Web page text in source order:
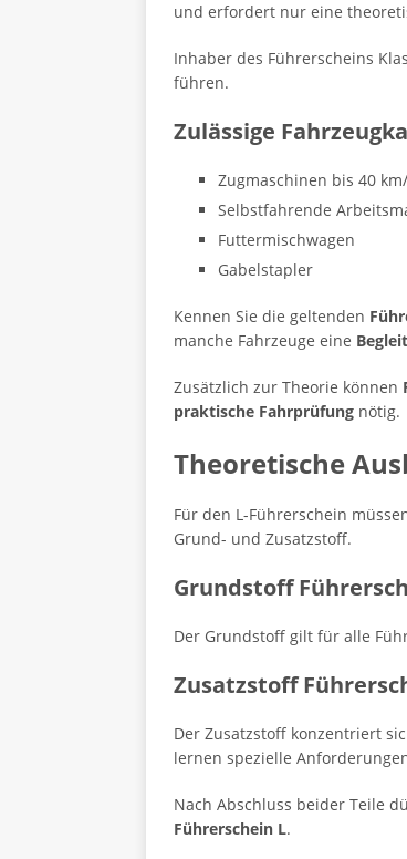
und erfordert nur eine
Inhaber des Führerscheins
führen.
Zulässige
Zugmaschinen bis 40
Selbstfahrende
Futtermischwagen
Gabelstapler
Kennen Sie die geltenden
manche Fahrzeuge eine
Zusätzlich zur Theorie können
praktische Fahrprüfung nötig.
Theoretische
Für den L-Führerschein
Grund- und Zusatzstoff.
Grundstoff
Der Grundstoff gilt für alle
Zusatzstoff
Der Zusatzstoff konzentriert
lernen spezielle
Nach Abschluss beider Teile
Führerschein L.